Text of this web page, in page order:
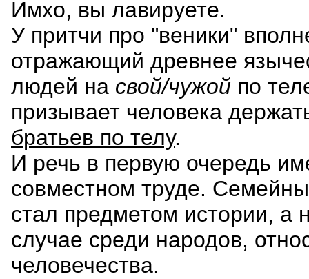
Имхо, вы лавируете.
У притчи про "веники"
отражающий древнее
людей на свой/чужой по
призывает человека
братьев по телу.
И речь в первую очередь
совместном труде.
стал предметом истории, а
случае среди народов,
человечества.